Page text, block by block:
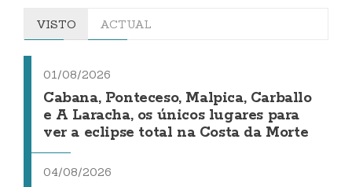
VISTO ACTUAL
01/08/2026
Cabana, Ponteceso, Malpica, Carballo
e A Laracha, os únicos lugares para
ver a eclipse total na Costa da Morte
04/08/2026